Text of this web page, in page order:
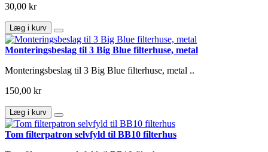
30,00 kr
Læg i kurv
Monteringsbeslag til 3 Big Blue filterhuse, metal
Monteringsbeslag til 3 Big Blue filterhuse, metal ..
150,00 kr
Læg i kurv
Tom filterpatron selvfyld til BB10 filterhus